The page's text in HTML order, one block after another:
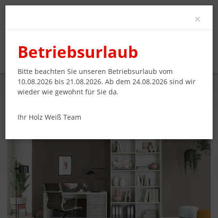
REGAL UND SCHREIBTISCH, PERFEKTE
×
Betriebsurlaub
Bitte beachten Sie unseren Betriebsurlaub vom
10.08.2026 bis 21.08.2026. Ab dem 24.08.2026 sind wir
wieder wie gewohnt für Sie da.
Ihr Holz Weiß Team